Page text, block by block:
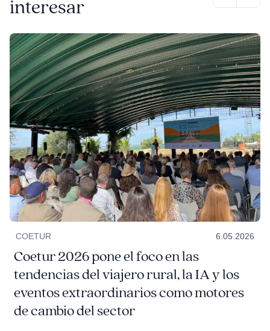
interesar
COETUR 6.05.2026
Coetur 2026 pone el foco en las
tendencias del viajero rural, la IA y los
eventos extraordinarios como motores
de cambio del sector